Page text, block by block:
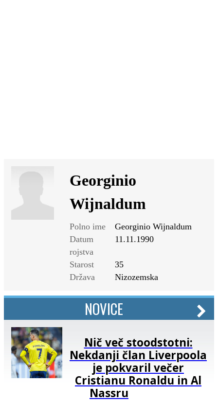
Georginio
Wijnaldum
Polno ime
Georginio Wijnaldum
Datum
rojstva
11.11.1990
Starost
35
Država
Nizozemska
NOVICE
Nič več stoodstotni:
Nekdanji član Liverpoola
je pokvaril večer
Cristianu Ronaldu in Al
Nassru